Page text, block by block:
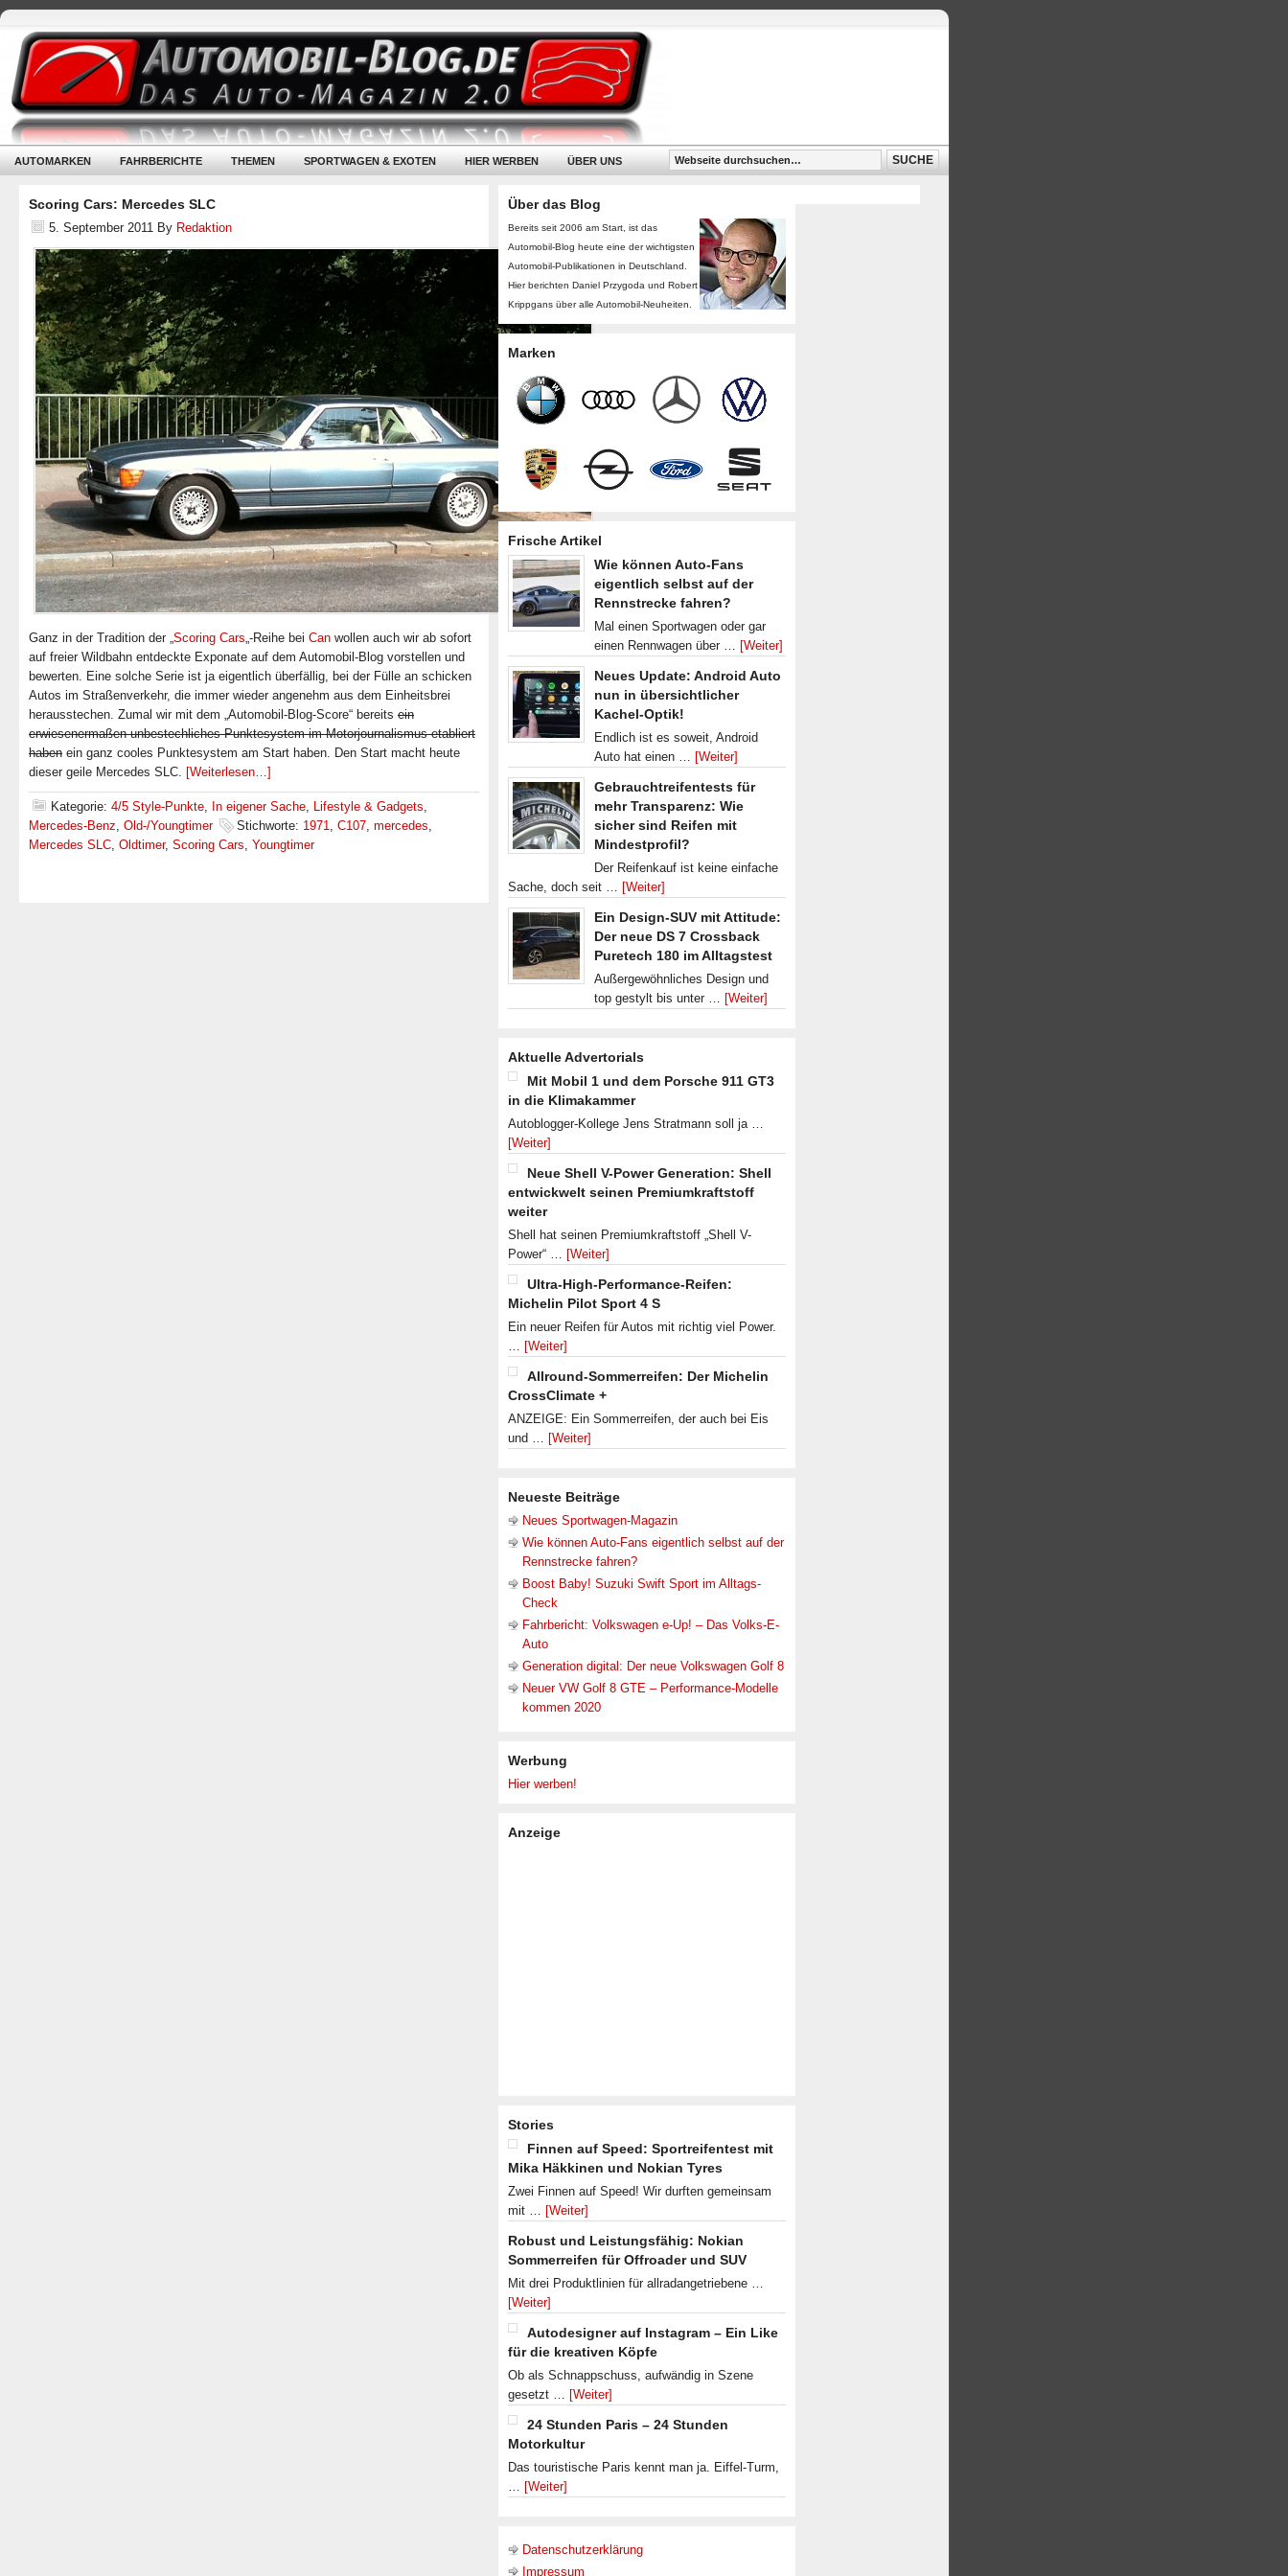
AUTOMARKEN FAHRBERICHTE THEMEN SPORTWAGEN & EXOTEN HIER WERBEN ÜBER UNS
Scoring Cars: Mercedes SLC
5. September 2011 By Redaktion
Ganz in der Tradition der „Scoring Cars„-Reihe bei Can wollen auch wir ab sofort
auf freier Wildbahn entdeckte Exponate auf dem Automobil-Blog vorstellen und
bewerten. Eine solche Serie ist ja eigentlich überfällig, bei der Fülle an schicken
Autos im Straßenverkehr, die immer wieder angenehm aus dem Einheitsbrei
herausstechen. Zumal wir mit dem „Automobil-Blog-Score“ bereits ein
erwiesenermaßen unbestechliches Punktesystem im Motorjournalismus etabliert
haben ein ganz cooles Punktesystem am Start haben. Den Start macht heute
dieser geile Mercedes SLC. [Weiterlesen…]
Kategorie: 4/5 Style-Punkte, In eigener Sache, Lifestyle & Gadgets,
Mercedes-Benz, Old-/Youngtimer Stichworte: 1971, C107, mercedes,
Mercedes SLC, Oldtimer, Scoring Cars, Youngtimer
Über das Blog
Bereits seit 2006 am Start, ist das
Automobil-Blog heute eine der wichtigsten
Automobil-Publikationen in Deutschland.
Hier berichten Daniel Przygoda und Robert
Krippgans über alle Automobil-Neuheiten.
Marken
Frische Artikel
Wie können Auto-Fans
eigentlich selbst auf der
Rennstrecke fahren?
Mal einen Sportwagen oder gar
einen Rennwagen über … [Weiter]
Neues Update: Android Auto
nun in übersichtlicher
Kachel-Optik!
Endlich ist es soweit, Android
Auto hat einen … [Weiter]
Gebrauchtreifentests für
mehr Transparenz: Wie
sicher sind Reifen mit
Mindestprofil?
Der Reifenkauf ist keine einfache
Sache, doch seit … [Weiter]
Ein Design-SUV mit Attitude:
Der neue DS 7 Crossback
Puretech 180 im Alltagstest
Außergewöhnliches Design und
top gestylt bis unter … [Weiter]
Aktuelle Advertorials
Mit Mobil 1 und dem Porsche 911 GT3
in die Klimakammer
Autoblogger-Kollege Jens Stratmann soll ja …
[Weiter]
Neue Shell V-Power Generation: Shell
entwickwelt seinen Premiumkraftstoff
weiter
Shell hat seinen Premiumkraftstoff „Shell V-
Power“ … [Weiter]
Ultra-High-Performance-Reifen:
Michelin Pilot Sport 4 S
Ein neuer Reifen für Autos mit richtig viel Power.
… [Weiter]
Allround-Sommerreifen: Der Michelin
CrossClimate +
ANZEIGE: Ein Sommerreifen, der auch bei Eis
und … [Weiter]
Neueste Beiträge
Neues Sportwagen-Magazin
Wie können Auto-Fans eigentlich selbst auf der
Rennstrecke fahren?
Boost Baby! Suzuki Swift Sport im Alltags-
Check
Fahrbericht: Volkswagen e-Up! – Das Volks-E-
Auto
Generation digital: Der neue Volkswagen Golf 8
Neuer VW Golf 8 GTE – Performance-Modelle
kommen 2020
Werbung
Hier werben!
Anzeige
Stories
Finnen auf Speed: Sportreifentest mit
Mika Häkkinen und Nokian Tyres
Zwei Finnen auf Speed! Wir durften gemeinsam
mit … [Weiter]
Robust und Leistungsfähig: Nokian
Sommerreifen für Offroader und SUV
Mit drei Produktlinien für allradangetriebene …
[Weiter]
Autodesigner auf Instagram – Ein Like
für die kreativen Köpfe
Ob als Schnappschuss, aufwändig in Szene
gesetzt … [Weiter]
24 Stunden Paris – 24 Stunden
Motorkultur
Das touristische Paris kennt man ja. Eiffel-Turm,
… [Weiter]
Datenschutzerklärung
Impressum